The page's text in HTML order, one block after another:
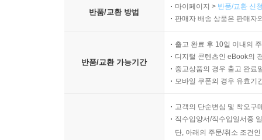
반품/교환 방법
마이페이지 > 반품/교환 신
판매자 배송 상품은 판매자
반품/교환 가능기간
출고 완료 후 10일 이내의
디지털 콘텐츠인 eBook의
중고상품의 경우 출고 완료
모바일 쿠폰의 경우 유효기
고객의 단순변심 및 착오구
직수입양서/직수입일서중
단, 아래의 주문/취소 조건